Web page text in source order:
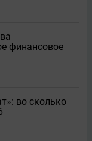
финансовое
во сколько